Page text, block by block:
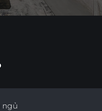
ngủ